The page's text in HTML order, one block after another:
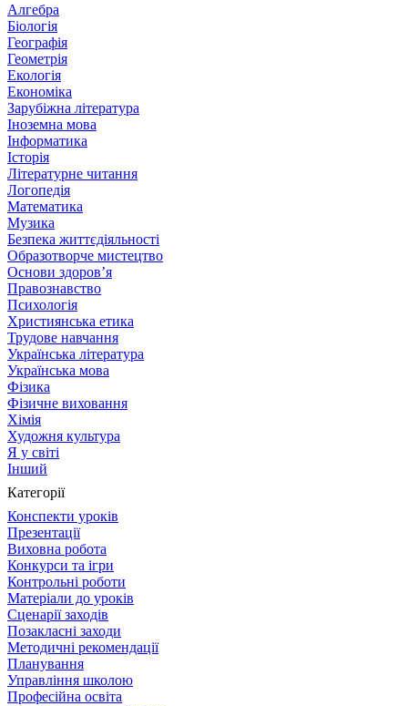
Алгебра
Біологія
Географія
Геометрія
Екологія
Економіка
Зарубіжна література
Іноземна мова
Інформатика
Історія
Літературне читання
Логопедія
Математика
Музика
Безпека життєдіяльності
Образотворче мистецтво
Основи здоров’я
Правознавство
Психологія
Християнська етика
Трудове навчання
Українська література
Українська мова
Фізика
Фізичне виховання
Хімія
Художня культура
Я у світі
Інший
Категорії
Конспекти уроків
Презентації
Виховна робота
Конкурси та ігри
Контрольні роботи
Матеріали до уроків
Сценарії заходів
Позакласні заходи
Методичні рекомендації
Планування
Управління школою
Професійна освіта